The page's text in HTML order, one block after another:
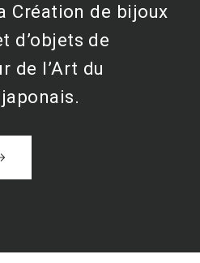
Création de bijoux
d’objets de
de l’Art du